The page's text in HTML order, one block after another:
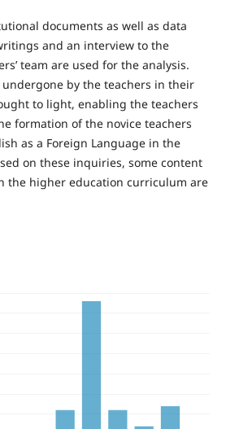
documents as well as data
and an interview to the
team are used for the analysis.
by the teachers in their
to light, enabling the teachers
formation of the novice teachers
as a Foreign Language in the
on these inquiries, some content
the higher education curriculum are